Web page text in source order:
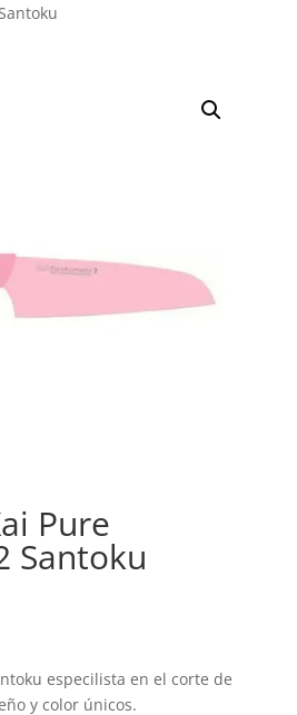
Pure
Santoku
especilista en el corte de
y color únicos.